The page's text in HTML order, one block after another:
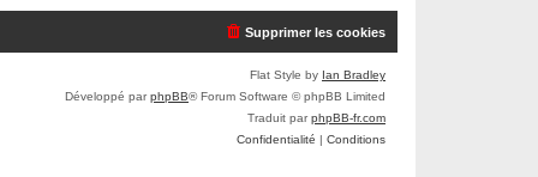
Supprimer les cookies
Flat Style by Ian Bradley
Développé parphpBB® Forum Software © phpBB Limited
Traduit parphpBB-fr.com
Confidentialité | Conditions